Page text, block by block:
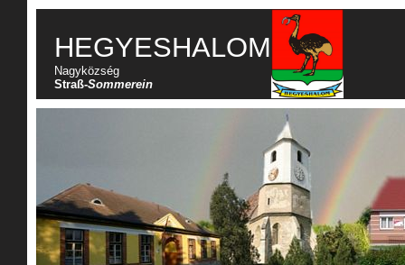
HEGYESHALOM
Nagyközség
Straß-Sommerein